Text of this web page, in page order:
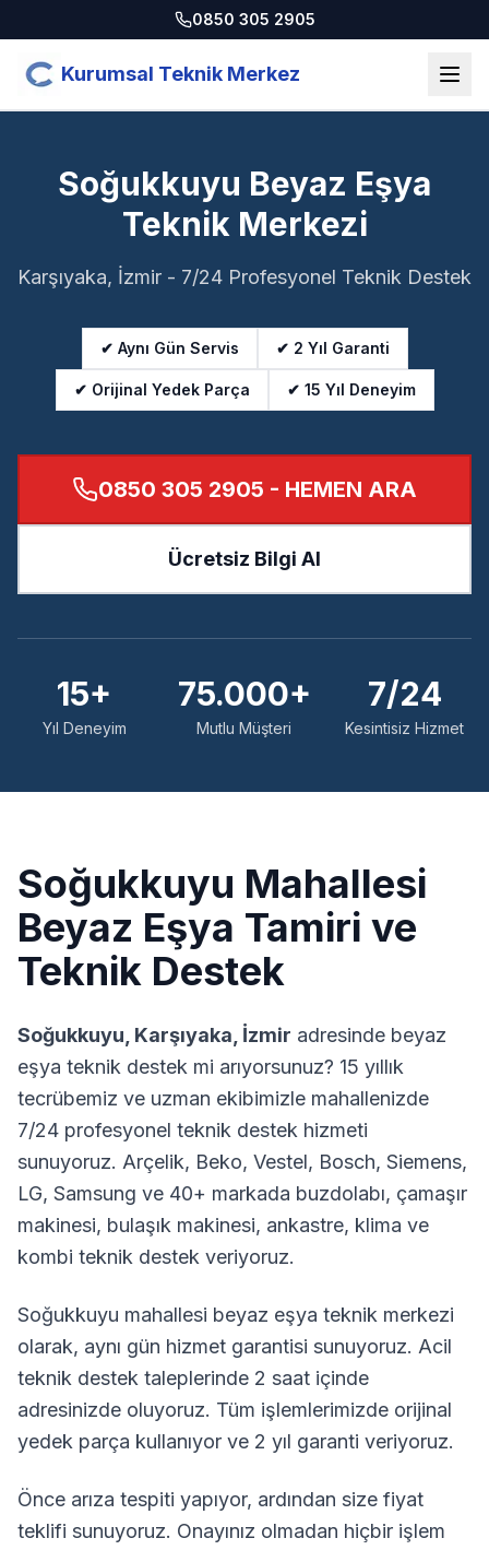
0850 305 2905
Kurumsal Teknik Merkez
Soğukkuyu Beyaz Eşya
Teknik Merkezi
Karşıyaka, İzmir - 7/24 Profesyonel Teknik Destek
✔ Aynı Gün Servis ✔ 2 Yıl Garanti
✔ Orijinal Yedek Parça ✔ 15 Yıl Deneyim
0850 305 2905 - HEMEN ARA
Ücretsiz Bilgi Al
15+
Yıl Deneyim
75.000+
Mutlu Müşteri
7/24
Kesintisiz Hizmet
Soğukkuyu Mahallesi
Beyaz Eşya Tamiri ve
Teknik Destek
Soğukkuyu Karşıyaka İzmir adresinde beyaz
eşya teknik destek mi arıyorsunuz? 15 yıllık
tecrübemiz ve uzman ekibimizle mahallenizde
7/24 profesyonel teknik destek hizmeti
sunuyoruz. Arçelik, Beko, Vestel, Bosch, Siemens,
LG, Samsung ve 40+ markada buzdolabı, çamaşır
makinesi, bulaşık makinesi, ankastre, klima ve
kombi teknik destek veriyoruz.
Soğukkuyu mahallesi beyaz eşya teknik merkezi
olarak, aynı gün hizmet garantisi sunuyoruz. Acil
teknik destek taleplerinde 2 saat içinde
adresinizde oluyoruz. Tüm işlemlerimizde orijinal
yedek parça kullanıyor ve 2 yıl garanti veriyoruz.
Önce arıza tespiti yapıyor, ardından size fiyat
teklifi sunuyoruz. Onayınız olmadan hiçbir işlem